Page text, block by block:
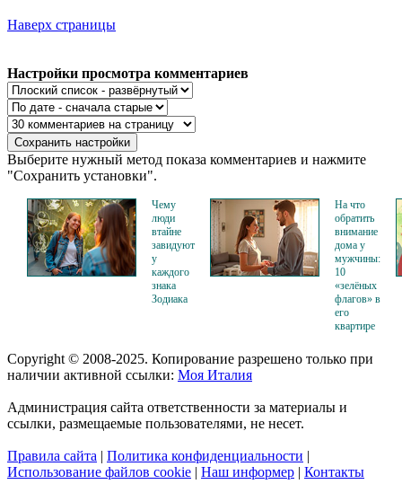
Наверх страницы
Настройки просмотра комментариев
Выберите нужный метод показа комментариев и нажмите
"Сохранить установки".
Чему
люди
втайне
завидуют
у
каждого
знака
Зодиака
На что
обратить
внимание
дома у
мужчины:
10
«зелёных
флагов» в
его
квартире
Copyright © 2008-2025. Копирование разрешено только при
наличии активной ссылки: Моя Италия
Администрация сайта ответственности за материалы и
ссылки, размещаемые пользователями, не несет.
Правила сайта | Политика конфиденциальности |
Использование файлов cookie | Наш информер | Контакты